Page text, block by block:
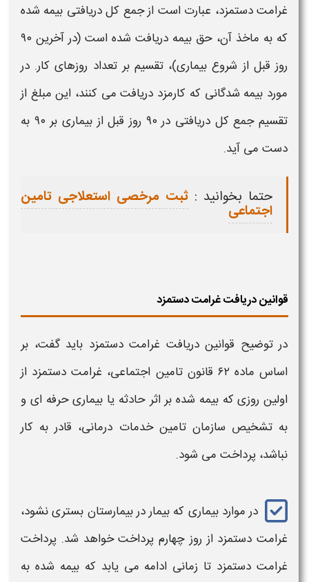
غرامت دستمزد، عبارت است از جمع کل دریافتی بیمه‌ شده
که به ماخذ آن، حق بیمه دریافت شده است (در آخرین ۹۰
روز قبل از شروع بیماری)، تقسیم بر تعداد روزهای کار. در
مورد بیمه‌ شدگانی که کارمزد دریافت می‌ کنند، این مبلغ از
تقسیم جمع کل دریافتی در ۹۰ روز قبل از بیماری بر ۹۰ به‌
دست می‌ آید.
حتما بخوانید : ثبت مرخصی استعلاجی تامین
اجتماعی
قوانین دریافت غرامت دستمزد
در توضیح قوانیندریافت غرامت دستمزد باید گفت، بر
اساس ماده ۶۲ قانون تامین اجتماعی،
غرامت دستمزد از
اولین روزی که بیمه‌ شده بر اثر حادثه یا بیماری حرفه‌ ای و
به تشخیص سازمان تامین خدمات درمانی، قادر به کار
نباشد، پرداخت می‌ شود.
در موارد بیماری که بیمار در بیمارستان بستری نشود،
غرامت دستمزد از روز چهارم پرداختخواهد شد. پرداخت
غرامت دستمزد تا زمانی ادامه می‌ یابد که بیمه‌ شده به